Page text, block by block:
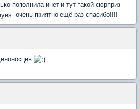
пополнила инет и тут такой сюрприз
очень приятно ещё раз спасибо!!!!